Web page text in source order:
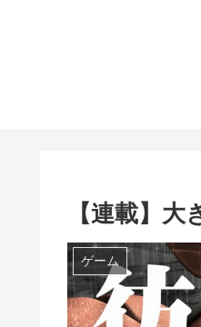
【連載】
ゲーム